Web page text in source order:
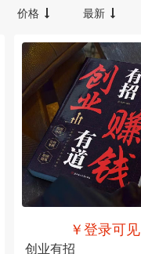
价格 最新
￥登录可见
创业有招